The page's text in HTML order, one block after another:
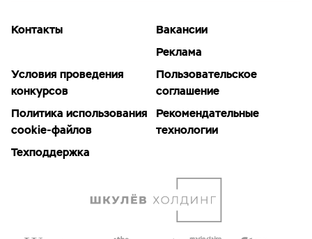
Контакты
Вакансии
Реклама
Условия проведения
конкурсов
Пользовательское
соглашение
Политика использования
cookie-файлов
Рекомендательные
технологии
Техподдержка